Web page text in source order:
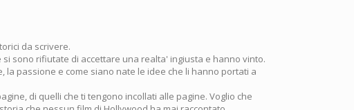
da scrivere.
sono rifiutate di accettare una realta' ingiusta e hanno vinto.
la passione e come siano nate le idee che li hanno portati a
di quelli che ti tengono incollati alle pagine. Voglio che